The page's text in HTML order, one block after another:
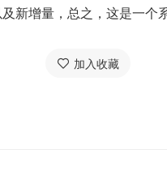
新增量，总之，这是一个
加入收藏